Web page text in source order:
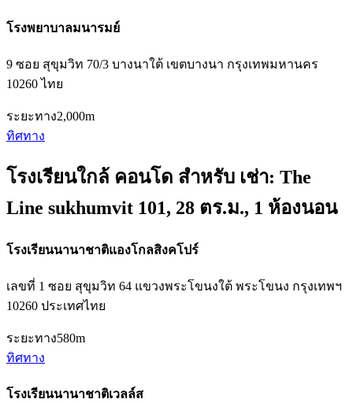
โรงพยาบาลมนารมย์
9 ซอย สุขุมวิท 70/3 บางนาใต้ เขตบางนา กรุงเทพมหานคร
10260 ไทย
ระยะทาง2,000m
ทิศทาง
โรงเรียนใกล้ คอนโด สำหรับ เช่า: The
Line sukhumvit 101, 28 ตร.ม., 1 ห้องนอน
โรงเรียนนานาชาติแองโกลสิงคโปร์
เลขที่ 1 ซอย สุขุมวิท 64 แขวงพระโขนงใต้ พระโขนง กรุงเทพฯ
10260 ประเทศไทย
ระยะทาง580m
ทิศทาง
โรงเรียนนานาชาติเวลล์ส